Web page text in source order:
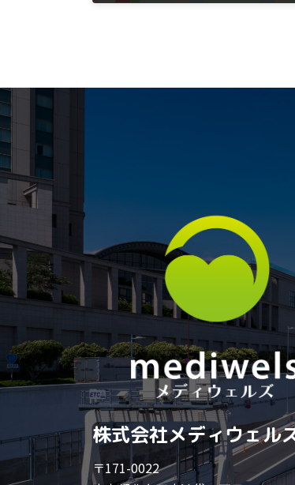
株式会社メディウェル
〒171-0022